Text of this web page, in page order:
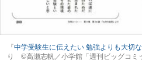
『中学受験生に伝えたい 勉強よりも大切
り ©高瀬志帆／小学館「週刊ビッグコミ